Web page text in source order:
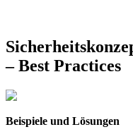
– Best Practices
Beispiele und Lösungen